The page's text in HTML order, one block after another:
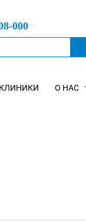
000
КЛИНИКИ О НАС